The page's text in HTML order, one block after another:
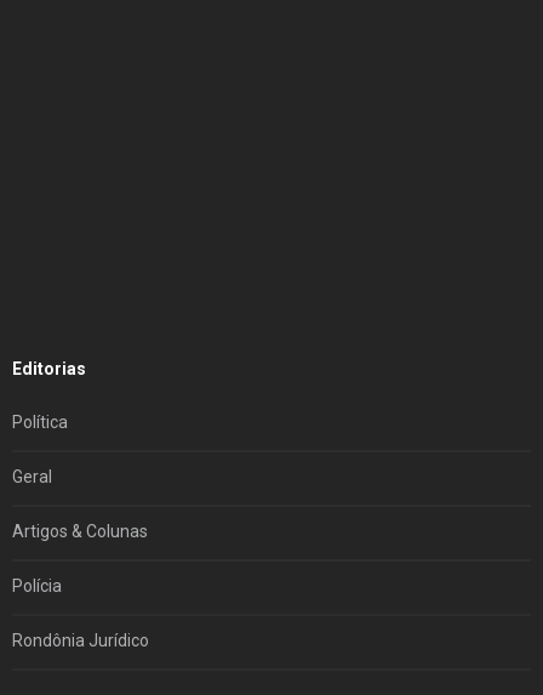
Editorias
Política
Geral
Artigos & Colunas
Polícia
Rondônia Jurídico